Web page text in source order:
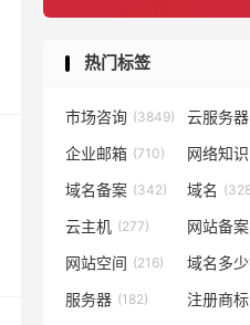
热门标签
市场咨询 (3849) 云服务器
企业邮箱 (710) 网络知识
域名备案 (342) 域名
云主机 (277) 网站备案
网站空间 (216) 域名多
服务器 (182) 注册商标